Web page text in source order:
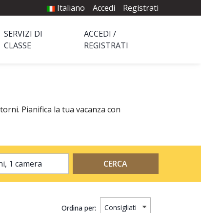
Italiano Accedi Registrati
SERVIZI DI
CLASSE
ACCEDI /
REGISTRATI
Pianifica la tua vacanza con
2 adulti, 0 bambini, 1 camera CERCA
Ordina per: